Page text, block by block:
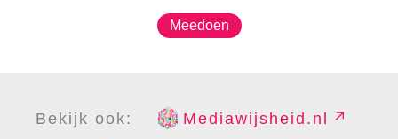
Meedoen
Bekijk ook: Mediawijsheid.nl